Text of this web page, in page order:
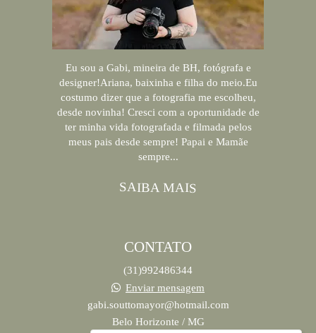
Eu sou a Gabi, mineira de BH, fotógrafa e
designer!Ariana, baixinha e filha do meio.Eu
costumo dizer que a fotografia me escolheu,
desde novinha! Cresci com a oportunidade de
ter minha vida fotografada e filmada pelos
meus pais desde sempre! Papai e Mamãe
sempre...
SAIBA MAIS
CONTATO
(31)992486344
Enviar mensagem
gabi.souttomayor@hotmail.com
Belo Horizonte / MG